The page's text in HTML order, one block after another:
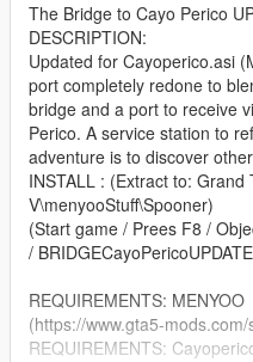
The Bridge to Cayo Perico
DESCRIPTION:
Updated for Cayoperico.asi
port completely redone to
bridge and a port to receive
Perico. A service station to
adventure is to discover
INSTALL : (Extract to: Grand
V\menyooStuff\Spooner)
(Start game / Prees F8 /
/
REQUIREMENTS: MENYOO
(https://www.gta5-
REQUIREMENTS: